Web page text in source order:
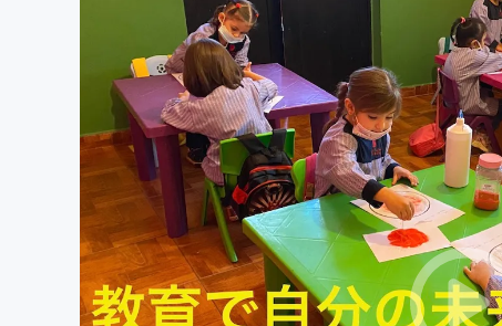
テクノロジー・ガジェット
映像・映画
ビジネス・起業
まちづくり・地域活性化